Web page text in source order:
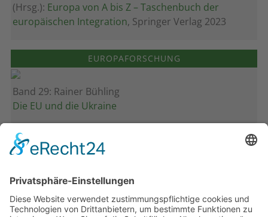
(Hrsg.): Europa von A bis Z – Taschenbuch der
europäischen Integration, Springer Verlag 2023
EUROPAFORSCHUNG
Band 29: Rainer Bühling
Die EU und die Ukraine
Band 28: Andrea Zeller
Eurorettung um jeden Preis?
Band 27: Thomas Jansen
Europa verstehen